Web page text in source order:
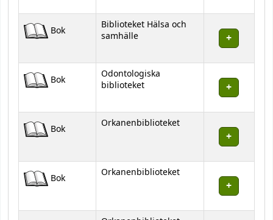
Bok
Biblioteket Hälsa och
samhälle
Bok
Odontologiska
biblioteket
Bok Orkanenbiblioteket
Bok Orkanenbiblioteket